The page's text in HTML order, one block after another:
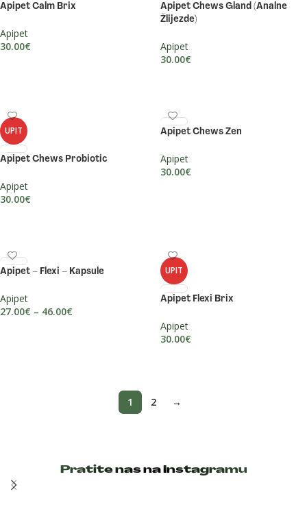
Apipet Calm Brix
Apipet
30.00€
Apipet Chews Gland (Analne
Žlijezde)
Apipet
30.00€
UPIT
Apipet Chews Probiotic
Apipet
30.00€
Apipet Chews Zen
Apipet
30.00€
Apipet – Flexi – Kapsule
Apipet
27.00€ – 46.00€
UPIT
Apipet Flexi Brix
Apipet
30.00€
1 2 →
Pratite nas na Instagramu